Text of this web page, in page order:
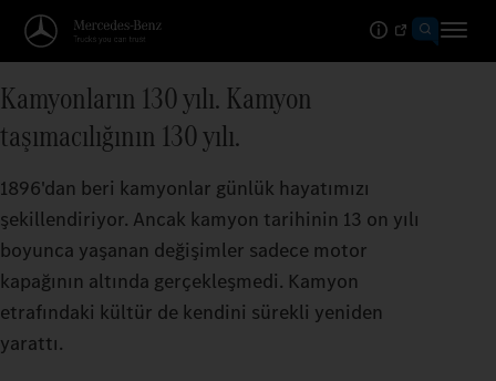
Kamyonların 130 yılı. Kamyon
taşımacılığının 130 yılı.
1896'dan beri kamyonlar günlük hayatımızı
şekillendiriyor. Ancak kamyon tarihinin 13 on yılı
boyunca yaşanan değişimler sadece motor
kapağının altında gerçekleşmedi. Kamyon
etrafındaki kültür de kendini sürekli yeniden
yarattı.